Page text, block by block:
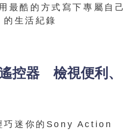
最酷的方式寫下專屬自己
的生活紀錄
控器 檢視便利、
巧迷你的Sony Action